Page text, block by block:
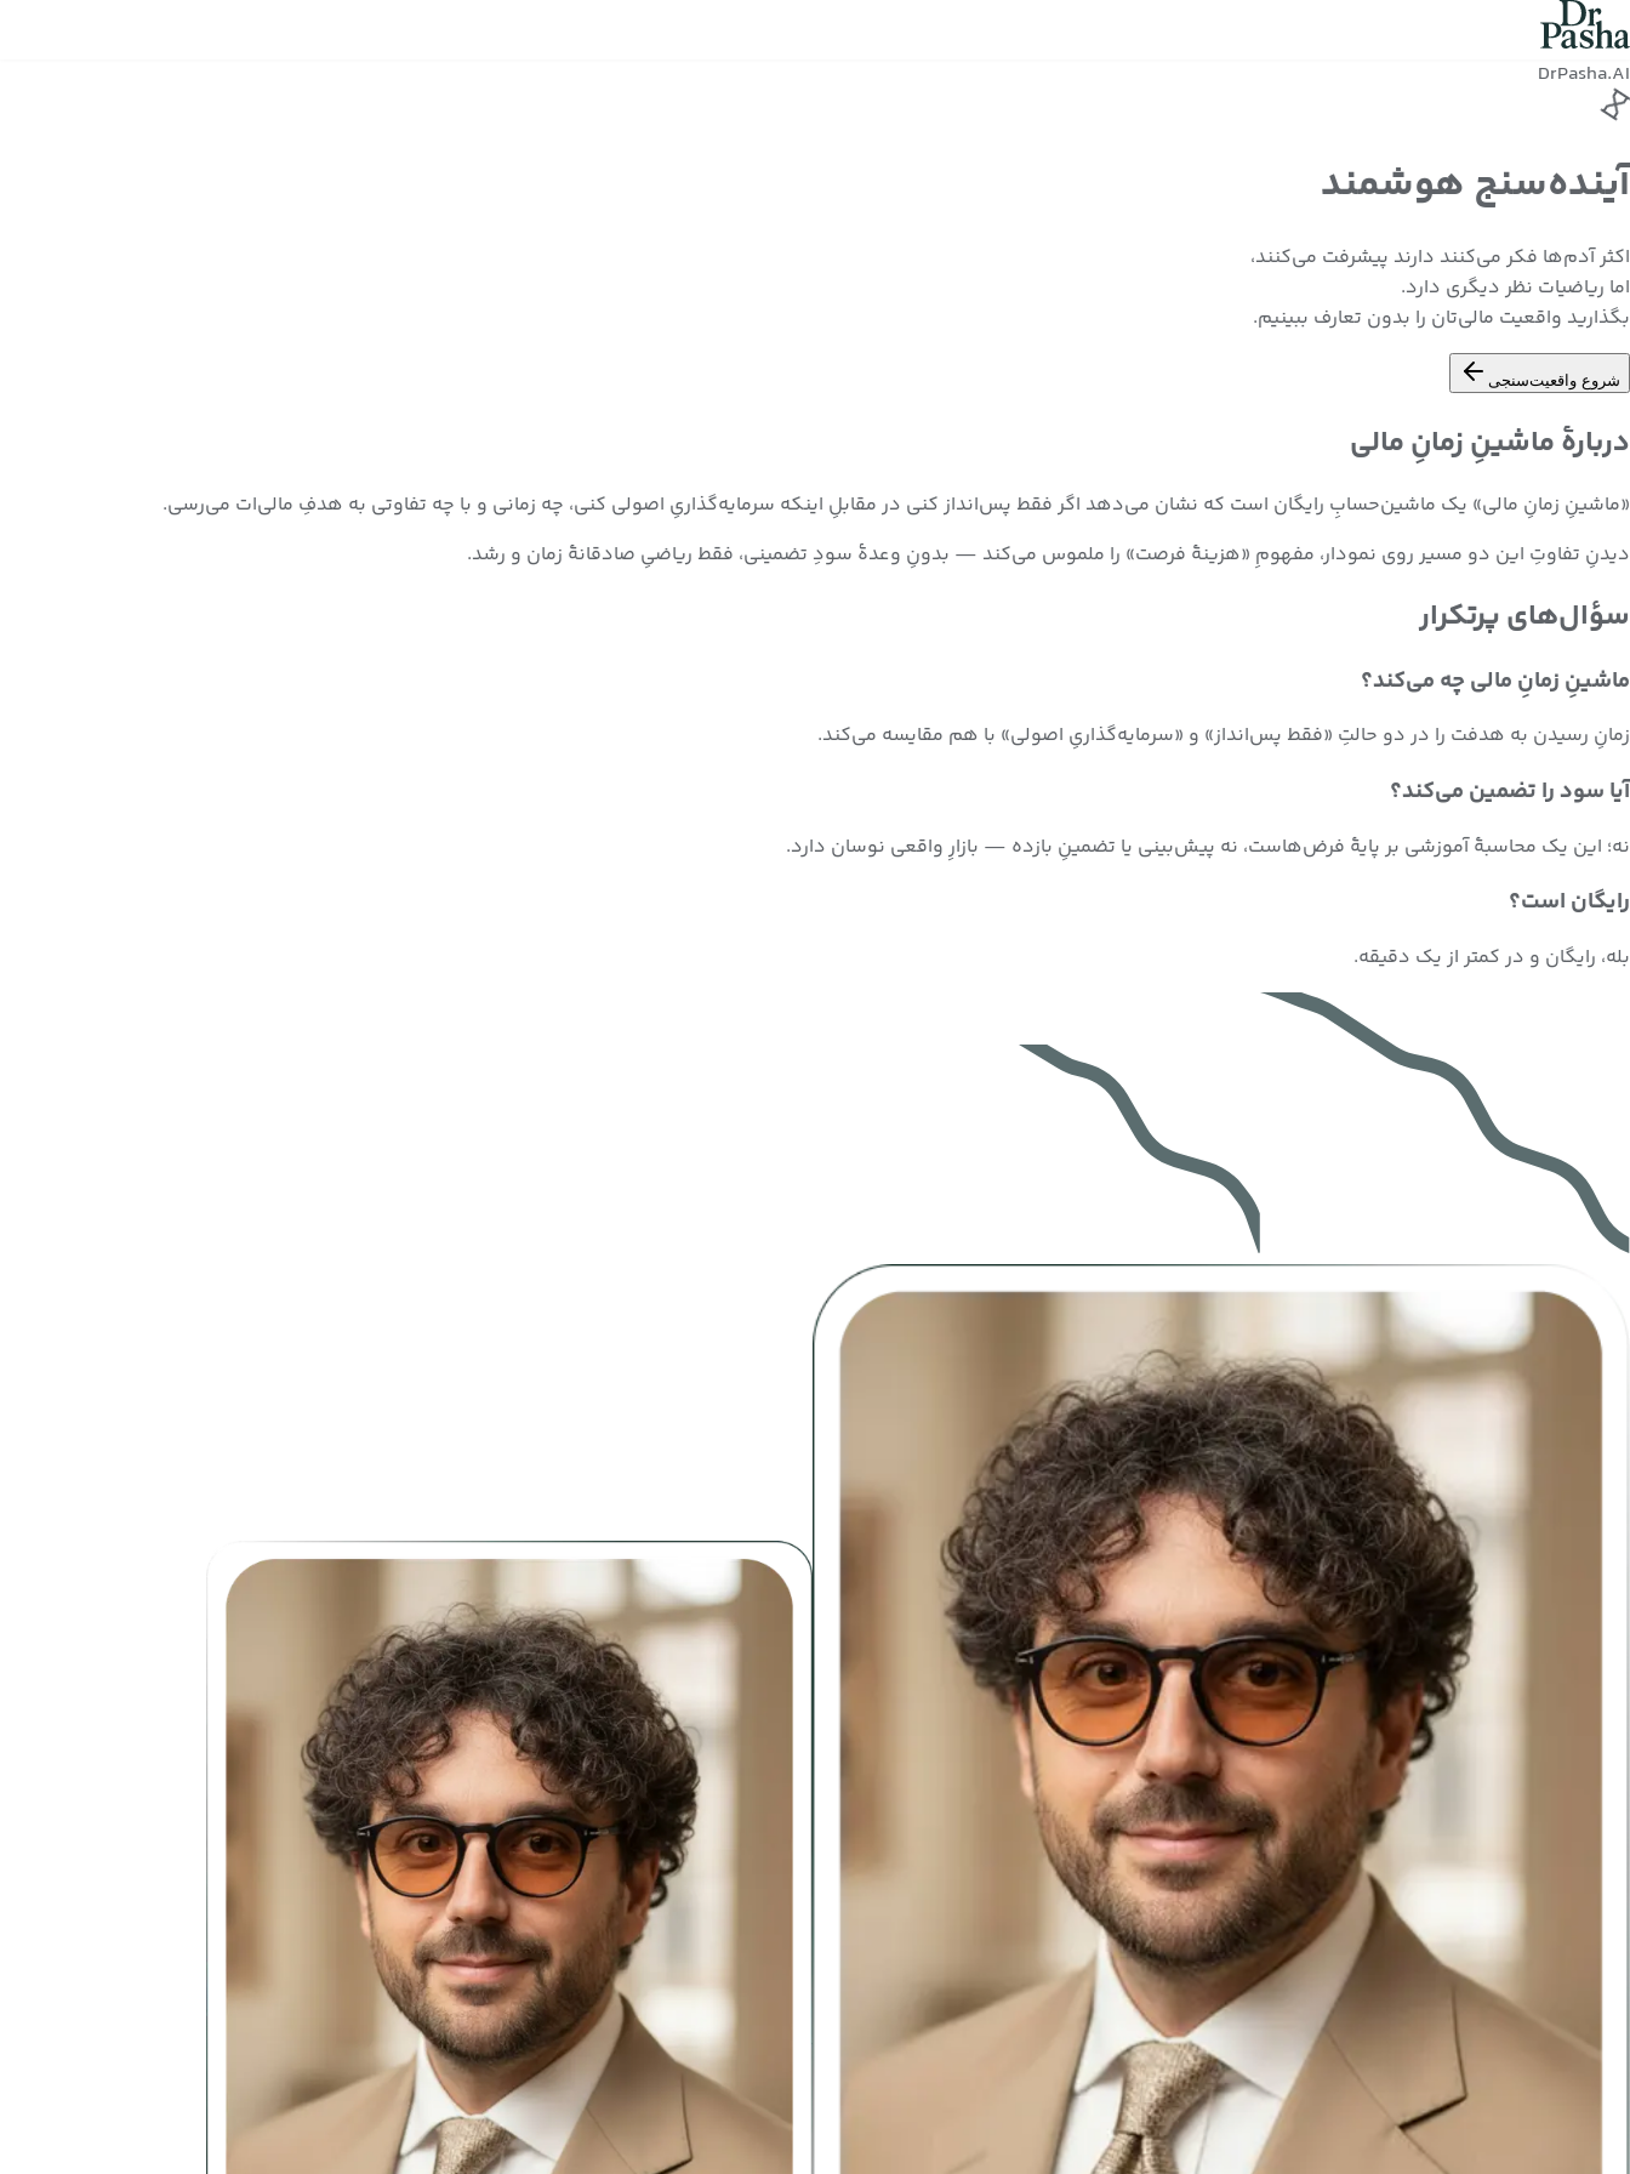
DrPasha.AI
آینده‌سنج هوشمند
اکثر آدم‌ها فکر می‌کنند دارند پیشرفت می‌کنند،
اما ریاضیات نظر دیگری دارد.
بگذارید واقعیت مالی‌تان را بدون تعارف ببینیم.
شروع واقعیت‌سنجی
دربارهٔماشینِ زمانِ مالی
«ماشینِ زمانِ مالی» یک ماشین‌حسابِ رایگان است که نشان می‌دهد اگر فقط پس‌انداز کنی در مقابلِ اینکه سرمایه‌گذاریِ اصولی کنی، چه زمانی و با چه تفاوتی به هدفِ مالی‌ات می‌رسی.
دیدنِ تفاوتِ این دو مسیر روی نمودار، مفهومِ «هزینهٔ فرصت» را ملموس می‌کند — بدونِ وعدهٔ سودِ تضمینی، فقط ریاضیِ صادقانهٔ زمان و رشد.
سؤال‌های پرتکرار
ماشینِ زمانِ مالی چه می‌کند؟
زمانِ رسیدن به هدفت را در دو حالتِ «فقط پس‌انداز» و «سرمایه‌گذاریِ اصولی» با هم مقایسه می‌کند.
آیا سود را تضمین می‌کند؟
نه؛ این یک محاسبهٔ آموزشی بر پایهٔ فرض‌هاست، نه پیش‌بینی یا تضمینِ بازده — بازارِ واقعی نوسان دارد.
رایگان است؟
بله، رایگان و در کمتر از یک دقیقه.